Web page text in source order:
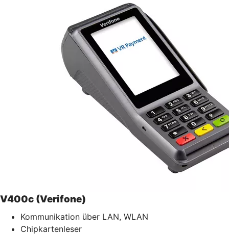
V400c (Verifone)
Kommunikation über LAN, WLAN
Chipkartenleser